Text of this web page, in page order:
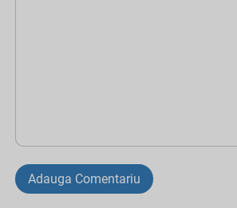
Adauga Comentariu